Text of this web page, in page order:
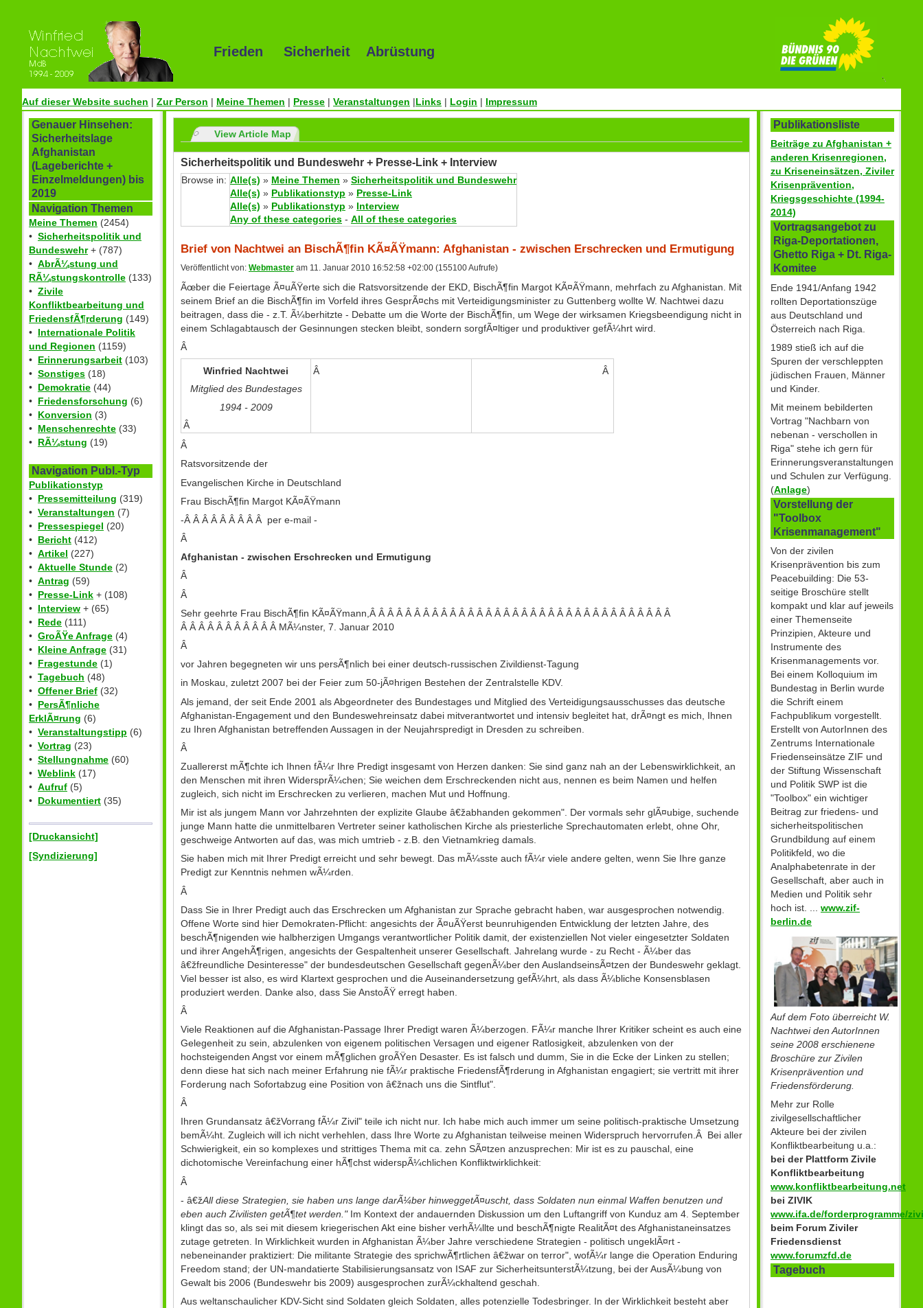
Frieden Sicherheit Abrüstung
Auf dieser Website suchen | Zur Person | Meine Themen | Presse | Veranstaltungen |Links | Login | Impressum
Genauer Hinsehen:
Sicherheitslage
Afghanistan
(Lageberichte +
Einzelmeldungen) bis
2019
Navigation Themen
Meine Themen (2454)
• Sicherheitspolitik und
Bundeswehr+ (787)
• AbrÃ¼stung und
RÃ¼stungskontrolle (133)
• Zivile
Konfliktbearbeitung und
FriedensfÃ¶rderung (149)
• Internationale Politik
und Regionen (1159)
• Erinnerungsarbeit (103)
• Sonstiges (18)
• Demokratie (44)
• Friedensforschung (6)
• Konversion (3)
• Menschenrechte (33)
• RÃ¼stung (19)
Navigation Publ.-Typ
Publikationstyp
• Pressemitteilung (319)
• Veranstaltungen (7)
• Pressespiegel (20)
• Bericht (412)
• Artikel (227)
• Aktuelle Stunde (2)
• Antrag (59)
• Presse-Link + (108)
• Interview + (65)
• Rede (111)
• GroÃŸe Anfrage (4)
• Kleine Anfrage (31)
• Fragestunde (1)
• Tagebuch (48)
• Offener Brief (32)
• PersÃ¶nliche
ErklÃ¤rung (6)
• Veranstaltungstipp (6)
• Vortrag (23)
• Stellungnahme (60)
• Weblink (17)
• Aufruf (5)
• Dokumentiert (35)
[Druckansicht]
[Syndizierung]
View Article Map
Sicherheitspolitik und Bundeswehr + Presse-Link + Interview
Browse in: Alle(s) » Meine Themen » Sicherheitspolitik und Bundeswehr
Alle(s) » Publikationstyp » Presse-Link
Alle(s) » Publikationstyp » Interview
Any of these categories - All of these categories
Brief von Nachtwei an BischÃ¶fin KÃ¤ÃŸmann: Afghanistan - zwischen Erschrecken und Ermutigung
Veröffentlicht von: Webmaster am 11. Januar 2010 16:52:58 +02:00 (155100 Aufrufe)
Ãœber die Feiertage Ã¤uÃŸerte sich die Ratsvorsitzende der EKD, BischÃ¶fin Margot KÃ¤ÃŸmann, mehrfach zu Afghanistan. Mit
seinem Brief an die BischÃ¶fin im Vorfeld ihres GesprÃ¤chs mit Verteidigungsminister zu Guttenberg wollte W. Nachtwei dazu
beitragen, dass die - z.T. Ã¼berhitzte - Debatte um die Worte der BischÃ¶fin, um Wege der wirksamen Kriegsbeendigung nicht in
einem Schlagabtausch der Gesinnungen stecken bleibt, sondern sorgfÃ¤ltiger und produktiver gefÃ¼hrt wird.
Â
Winfried Nachtwei
Mitglied des Bundestages
1994 - 2009
Â
Â Â
Â
Ratsvorsitzende der
Evangelischen Kirche in Deutschland
Frau BischÃ¶fin Margot KÃ¤ÃŸmann
-Â Â Â Â Â Â Â Â Â per e-mail -
Â
Afghanistan - zwischen Erschrecken und Ermutigung
Â
Â
Sehr geehrte Frau BischÃ¶fin KÃ¤ÃŸmann,Â Â Â Â Â Â Â Â Â Â Â Â Â Â Â Â Â Â Â Â Â Â Â Â Â Â Â Â Â Â Â Â Â Â
Â Â Â Â Â Â Â Â Â Â Â MÃ¼nster, 7. Januar 2010
Â
vor Jahren begegneten wir uns persÃ¶nlich bei einer deutsch-russischen Zivildienst-Tagung
in Moskau, zuletzt 2007 bei der Feier zum 50-jÃ¤hrigen Bestehen der Zentralstelle KDV.
Als jemand, der seit Ende 2001 als Abgeordneter des Bundestages und Mitglied des Verteidigungsausschusses das deutsche
Afghanistan-Engagement und den Bundeswehreinsatz dabei mitverantwortet und intensiv begleitet hat, drÃ¤ngt es mich, Ihnen
zu Ihren Afghanistan betreffenden Aussagen in der Neujahrspredigt in Dresden zu schreiben.
Â
Zuallererst mÃ¶chte ich Ihnen fÃ¼r Ihre Predigt insgesamt von Herzen danken: Sie sind ganz nah an der Lebenswirklichkeit, an
den Menschen mit ihren WidersprÃ¼chen; Sie weichen dem Erschreckenden nicht aus, nennen es beim Namen und helfen
zugleich, sich nicht im Erschrecken zu verlieren, machen Mut und Hoffnung.
Mir ist als jungem Mann vor Jahrzehnten der explizite Glaube â€žabhanden gekommen". Der vormals sehr glÃ¤ubige, suchende
junge Mann hatte die unmittelbaren Vertreter seiner katholischen Kirche als priesterliche Sprechautomaten erlebt, ohne Ohr,
geschweige Antworten auf das, was mich umtrieb - z.B. den Vietnamkrieg damals.
Sie haben mich mit Ihrer Predigt erreicht und sehr bewegt. Das mÃ¼sste auch fÃ¼r viele andere gelten, wenn Sie Ihre ganze
Predigt zur Kenntnis nehmen wÃ¼rden.
Â
Dass Sie in Ihrer Predigt auch das Erschrecken um Afghanistan zur Sprache gebracht haben, war ausgesprochen notwendig.
Offene Worte sind hier Demokraten-Pflicht: angesichts der Ã¤uÃŸerst beunruhigenden Entwicklung der letzten Jahre, des
beschÃ¶nigenden wie halbherzigen Umgangs verantwortlicher Politik damit, der existenziellen Not vieler eingesetzter Soldaten
und ihrer AngehÃ¶rigen, angesichts der Gespaltenheit unserer Gesellschaft. Jahrelang wurde - zu Recht - Ã¼ber das
â€žfreundliche Desinteresse" der bundesdeutschen Gesellschaft gegenÃ¼ber den AuslandseinsÃ¤tzen der Bundeswehr geklagt.
Viel besser ist also, es wird Klartext gesprochen und die Auseinandersetzung gefÃ¼hrt, als dass Ã¼bliche Konsensblasen
produziert werden. Danke also, dass Sie AnstoÃŸ erregt haben.
Â
Viele Reaktionen auf die Afghanistan-Passage Ihrer Predigt waren Ã¼berzogen. FÃ¼r manche Ihrer Kritiker scheint es auch eine
Gelegenheit zu sein, abzulenken von eigenem politischen Versagen und eigener Ratlosigkeit, abzulenken von der
hochsteigenden Angst vor einem mÃ¶glichen groÃŸen Desaster. Es ist falsch und dumm, Sie in die Ecke der Linken zu stellen;
denn diese hat sich nach meiner Erfahrung nie fÃ¼r praktische FriedensfÃ¶rderung in Afghanistan engagiert; sie vertritt mit ihrer
Forderung nach Sofortabzug eine Position von â€žnach uns die Sintflut".
Â
Ihren Grundansatz â€žVorrang fÃ¼r Zivil" teile ich nicht nur. Ich habe mich auch immer um seine politisch-praktische Umsetzung
bemÃ¼ht. Zugleich will ich nicht verhehlen, dass Ihre Worte zu Afghanistan teilweise meinen Widerspruch hervorrufen.Â Bei aller
Schwierigkeit, ein so komplexes und strittiges Thema mit ca. zehn SÃ¤tzen anzusprechen: Mir ist es zu pauschal, eine
dichotomische Vereinfachung einer hÃ¶chst widerspÃ¼chlichen Konfliktwirklichkeit:
Â
- â€žAll diese Strategien, sie haben uns lange darÃ¼ber hinweggetÃ¤uscht, dass Soldaten nun einmal Waffen benutzen und
eben auch Zivilisten getÃ¶tet werden."Im Kontext der andauernden Diskussion um den Luftangriff von Kunduz am 4. September
klingt das so, als sei mit diesem kriegerischen Akt eine bisher verhÃ¼llte und beschÃ¶nigte RealitÃ¤t des Afghanistaneinsatzes
zutage getreten. In Wirklichkeit wurden in Afghanistan Ã¼ber Jahre verschiedene Strategien - politisch ungeklÃ¤rt -
nebeneinander praktiziert: Die militante Strategie des sprichwÃ¶rtlichen â€žwar on terror", wofÃ¼r lange die Operation Enduring
Freedom stand; der UN-mandatierte Stabilisierungsansatz von ISAF zur SicherheitsunterstÃ¼tzung, bei der AusÃ¼bung von
Gewalt bis 2006 (Bundeswehr bis 2009) ausgesprochen zurÃ¼ckhaltend geschah.
Aus weltanschaulicher KDV-Sicht sind Soldaten gleich Soldaten, alles potenzielle Todesbringer. In der Wirklichkeit besteht aber
Publikationsliste
Beiträge zu Afghanistan +
anderen Krisenregionen,
zu Kriseneinsätzen, Ziviler
Krisenprävention,
Kriegsgeschichte (1994-
2014)
Vortragsangebot zu
Riga-Deportationen,
Ghetto Riga + Dt. Riga-
Komitee
Ende 1941/Anfang 1942
rollten Deportationszüge
aus Deutschland und
Österreich nach Riga.
1989 stieß ich auf die
Spuren der verschleppten
jüdischen Frauen, Männer
und Kinder.
Mit meinem bebilderten
Vortrag "Nachbarn von
nebenan - verschollen in
Riga" stehe ich gern für
Erinnerungsveranstaltungen
und Schulen zur Verfügung.
(Anlage)
Vorstellung der
"Toolbox
Krisenmanagement"
Von der zivilen
Krisenprävention bis zum
Peacebuilding: Die 53-
seitige Broschüre stellt
kompakt und klar auf jeweils
einer Themenseite
Prinzipien, Akteure und
Instrumente des
Krisenmanagements vor.
Bei einem Kolloquium im
Bundestag in Berlin wurde
die Schrift einem
Fachpublikum vorgestellt.
Erstellt von AutorInnen des
Zentrums Internationale
Friedenseinsätze ZIF und
der Stiftung Wissenschaft
und Politik SWP ist die
"Toolbox" ein wichtiger
Beitrag zur friedens- und
sicherheitspolitischen
Grundbildung auf einem
Politikfeld, wo die
Analphabetenrate in der
Gesellschaft, aber auch in
Medien und Politik sehr
hoch ist. ... www.zif-
berlin.de
Auf dem Foto überreicht W.
Nachtwei den AutorInnen
seine 2008 erschienene
Broschüre zur Zivilen
Krisenprävention und
Friedensförderung.
Mehr zur Rolle
zivilgesellschaftlicher
Akteure bei der zivilen
Konfliktbearbeitung u.a.:
bei der Plattform Zivile
Konfliktbearbeitung
www.konfliktbearbeitung.net
bei ZIVIK
www.ifa.de/forderprogramme/
beim Forum Ziviler
Friedensdienst
www.forumzfd.de
Tagebuch